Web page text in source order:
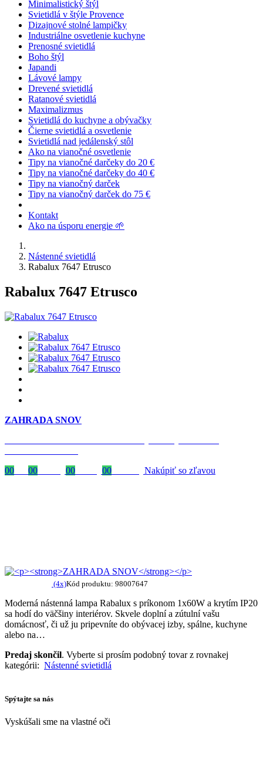
Minimalistický štýl
Svietidlá v štýle Provence
Dizajnové stolné lampičky
Industriálne osvetlenie kuchyne
Prenosné svietidlá
Boho štýl
Japandi
Lávové lampy
Drevené svietidlá
Ratanové svietidlá
Maximalizmus
Svietidlá do kuchyne a obývačky
Čierne svietidlá a osvetlenie
Svietidlá nad jedálenský stôl
Ako na vianočné osvetlenie
Tipy na vianočné darčeky do 20 €
Tipy na vianočné darčeky do 40 €
Tipy na vianočný darček
Tipy na vianočný darček do 75 €
Kontakt
Ako na úsporu energie 🌱
Nástenné svietidlá
Rabalux 7647 Etrusco
Rabalux 7647 Etrusco
ZAHRADA SNOV
00
00 00 00 Nakúpiť so zľavou
(4x)Kód produktu: 98007647
Moderná nástenná lampa Rabalux s príkonom 1x60W a krytím IP20
sa hodí do väčšiny interiérov. Skvele doplní a zútulní vašu
domácnosť, či už ju pripevníte do obývacej izby, spálne, kuchyne
alebo na…
Predaj skončil. Vyberte si prosím podobný tovar z rovnakej
kategórii: Nástenné svietidlá
Spýtajte sa nás
Vyskúšali sme na vlastné oči